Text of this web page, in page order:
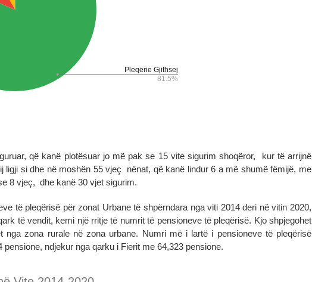
që kanë plotësuar jo më pak se 15 vite sigurim shoqëror, kur të arrijnë
ligji si dhe në moshën 55 vjeç nënat, që kanë lindur 6 a më shumë fëmijë, me
8 vjeç, dhe kanë 30 vjet sigurim.
të pleqërisë për zonat Urbane të shpërndara nga viti 2014 deri në vitin 2020,
të vendit, kemi një rritje të numrit të pensioneve të pleqërisë. Kjo shpjegohet
nga zona rurale në zona urbane. Numri më i lartë i pensioneve të pleqërisë
ndjekur nga qarku i Fierit me 64,323 pensione.